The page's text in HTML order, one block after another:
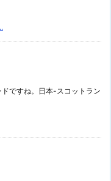
ですね。日本-スコットラン